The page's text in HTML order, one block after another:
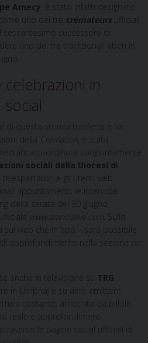
Amecy , è stato infatti designato
uno dei tre
crémateurs ufficiali
successore di
uno dei tre tradizionali abeti in
in
di questa storica trasferta e far
della
, è stata
coordinata congiuntamente
sociali della Diocesi di
. I telespettatori e gli utenti web
appuntamenti, le interviste
della serata del 30 giugno
www.arancialive.com
. Sulla
web che in app – sarà possibile
approfondimento nella sezione
anche in televisione su TRG
in Umbria) e su altre emittenti
costante, arricchita da pillole
reale e approfondimenti
le pagine social ufficiali di